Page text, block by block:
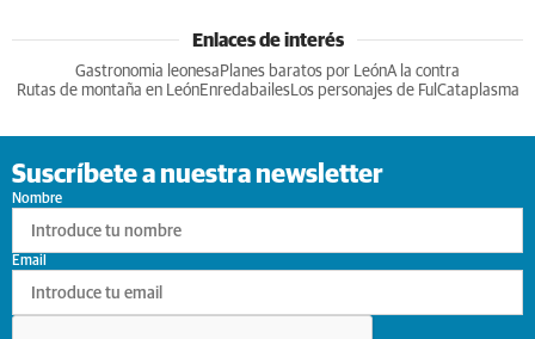
Enlaces de interés
Gastronomia leonesa Planes baratos por LeónA la contra
Rutas de montaña en LeónEnredabailesLos personajes de Ful Cataplasma
Suscríbete a nuestra newsletter
Nombre
Email